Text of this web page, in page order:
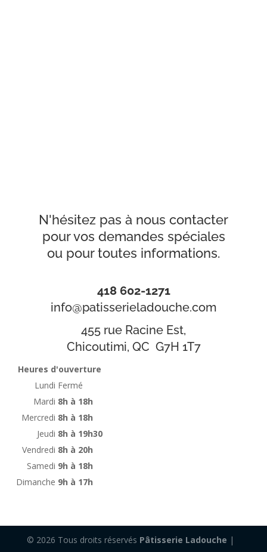
N'hésitez pas à nous contacter
pour vos demandes spéciales
ou pour toutes informations.
418 602-1271
info@patisserieladouche.com
455 rue Racine Est,
Chicoutimi, QC G7H 1T7
Heures d'ouverture
Lundi Fermé
Mardi 8h à 18h
Mercredi 8h à 18h
Jeudi 8h à 19h30
Vendredi 8h à 20h
Samedi 9h à 18h
Dimanche 9h à 17h
© 2026 Tous droits réservés Pâtisserie Ladouche |